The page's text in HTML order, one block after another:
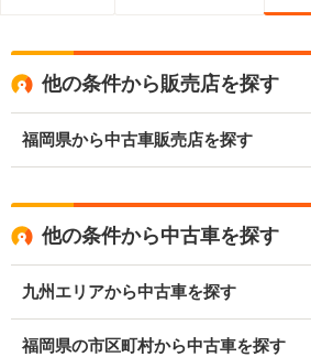
他の条件から販売店を探す
福岡県から中古車販売店を探す
他の条件から中古車を探す
九州エリアから中古車を探す
福岡県の市区町村から中古車を探す